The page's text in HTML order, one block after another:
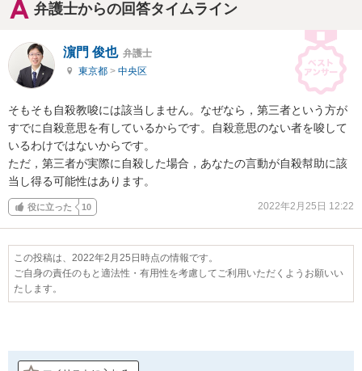
弁護士からの回答タイムライン
濵門 俊也 弁護士
東京都 > 中央区
そもそも自殺教唆には該当しません。なぜなら，第三者という方が
すでに自殺意思を有しているからです。自殺意思のない者を唆して
いるわけではないからです。
ただ，第三者が実際に自殺した場合，あなたの言動が自殺幇助に該
当し得る可能性はあります。
役に立った 10 2022年2月25日 12:22
この投稿は、2022年2月25日時点の情報です。
ご自身の責任のもと適法性・有用性を考慮してご利用いただくようお願いい
たします。